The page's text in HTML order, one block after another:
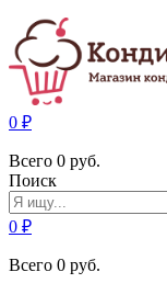
0 ₽
Всего 0 руб.
Поиск
0 ₽
Всего 0 руб.